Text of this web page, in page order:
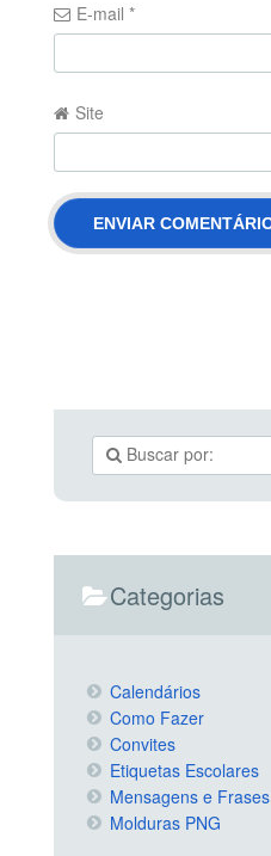
E-mail *
Site
Categorias
Calendários
Como Fazer
Convites
Etiquetas Escolares
Mensagens e Frases
Molduras PNG